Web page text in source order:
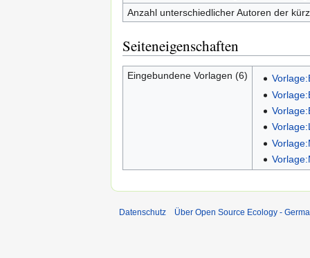
Anzahl unterschiedlicher Autoren der
Seiteneigenschaften
Eingebundene Vorlagen (6)
Datenschutz Über Open Source Ecology -